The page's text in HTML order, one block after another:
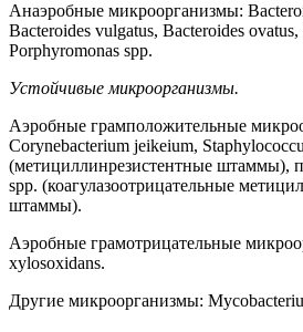
Анаэробные микроорганизмы:
Bacteroides vulgatus, Bacteroides
Porphyromonas spp.
Устойчивые микроорганизмы.
Аэробные грамположительные
Corynebacterium jeikeium,
(метициллинрезистентные штаммы),
spp. (коагулазоотрицательные
штаммы).
Аэробные грамотрицательные
xylosoxidans.
Другие микроорганизмы: